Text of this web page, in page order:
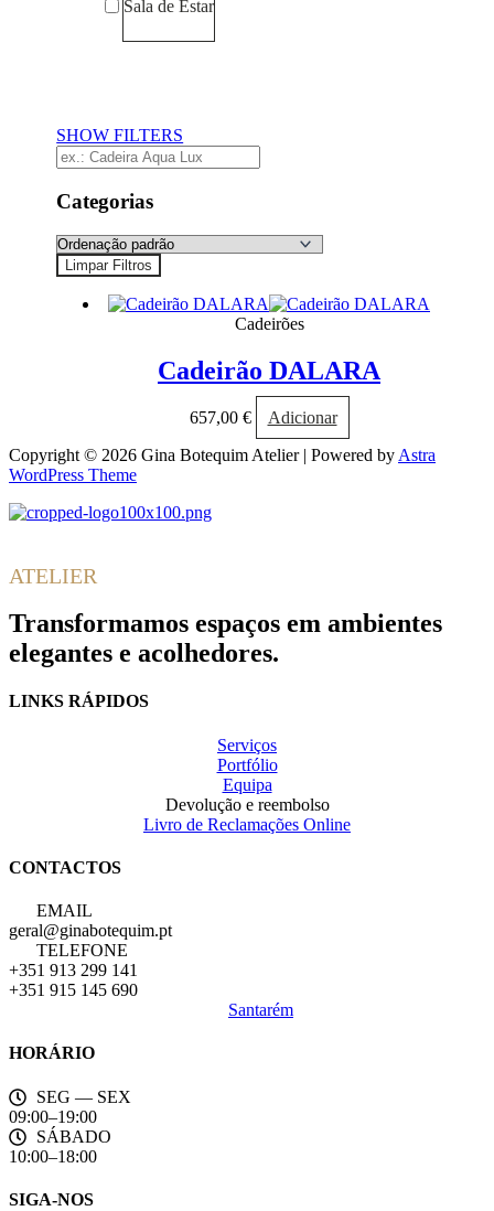
Sala de Estar
SHOW FILTERS
Categorias
Limpar Filtros
Cadeirões
Cadeirão DALARA
657,00 €
Adicionar
Copyright © 2026 Gina Botequim Atelier | Powered by Astra
WordPress Theme
ATELIER
Transformamos espaços em ambientes
elegantes e acolhedores.
LINKS RÁPIDOS
Serviços
Portfólio
Equipa
Devolução e reembolso
Livro de Reclamações Online
CONTACTOS
EMAIL
geral@ginabotequim.pt
TELEFONE
+351 913 299 141
+351 915 145 690
Santarém
HORÁRIO
SEG — SEX
09:00–19:00
SÁBADO
10:00–18:00
SIGA-NOS